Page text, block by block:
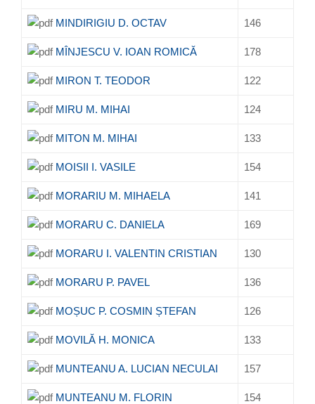
MINDIRIGIU D. OCTAV 146
MÎNJESCU V. IOAN ROMICĂ 178
MIRON T. TEODOR 122
MIRU M. MIHAI 124
MITON M. MIHAI 133
MOISII I. VASILE 154
MORARIU M. MIHAELA 141
MORARU C. DANIELA 169
MORARU I. VALENTIN CRISTIAN 130
MORARU P. PAVEL 136
MOȘUC P. COSMIN ȘTEFAN 126
MOVILĂ H. MONICA 133
MUNTEANU A. LUCIAN NECULAI 157
MUNTEANU M. FLORIN 154